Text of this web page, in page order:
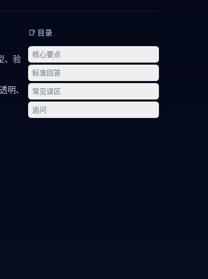
、验
明、
📑 目录
核心要点
标准回答
常见误区
追问